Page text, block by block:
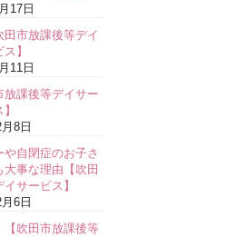
17日
市放課後等デイ
】
11日
課後等デイサー
8日
自閉症のお子さ
事な理由【吹田
サービス】
6日
【吹田市放課後等